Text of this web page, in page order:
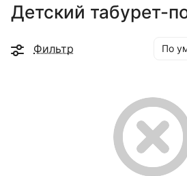
Детский табурет-
Фильтр